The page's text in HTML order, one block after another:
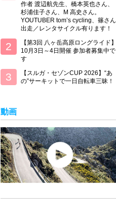
作者 渡辺航先生、橋本英也さん、
杉浦佳子さん、M 高史さん。
YOUTUBER tom’s cycling、篠さん
出走／レンタサイクル有ります！
【第3回 八ヶ岳高原ロングライド】
10月3日～4日開催 参加者募集中で
す
【スルガ・セゾンCUP 2026】“あ
の”サーキットで一日自転車三昧！
動画